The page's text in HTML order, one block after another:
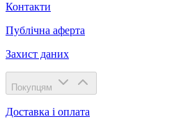
Контакти
Публічна аферта
Захист даних
Покупцям
Доставка і оплата